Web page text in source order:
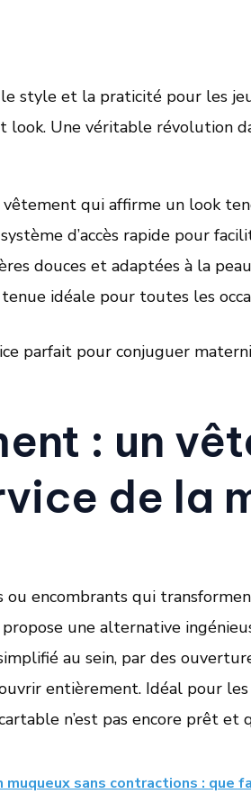
style et la praticité pour les
Une véritable révolution
vêtement qui affirme un look
d’accès rapide pour
douces et adaptées à la
idéale pour toutes les
parfait pour conjuguer
: un
de la
encombrants qui
propose une alternative
au sein, par des
entièrement. Idéal pour
n’est pas encore prêt et
muqueux sans contractions : que